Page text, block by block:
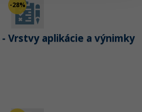
-28%
- Vrstvy aplikácie a výnimky